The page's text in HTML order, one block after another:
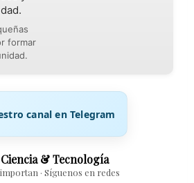
formar
canal en Telegram
& Tecnología
· Síguenos en redes